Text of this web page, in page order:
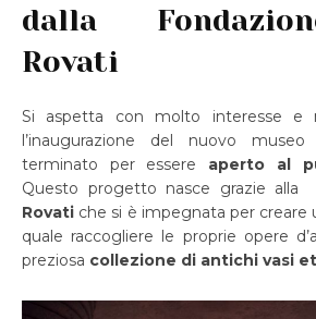
dalla
Rovati
Si aspetta con molto interesse e
l’inaugurazione del nuovo
terminato per essere aperto al
Questo progetto nasce grazie alla
Rovati che si è impegnata per creare
quale raccogliere le proprie opere
preziosa collezione di antichi vasi